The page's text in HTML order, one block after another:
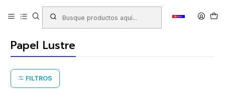
Productos LIBRERIA Papeles y Cartones
Papelería en Pliegos Papel Lustre
Papel Lustre
FILTROS